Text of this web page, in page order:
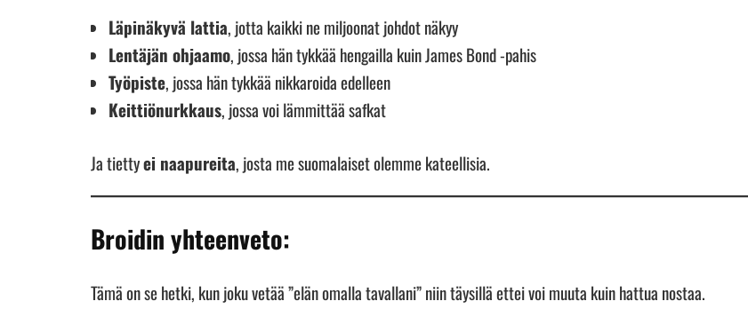
Läpinäkyvä lattia, jotta kaikki ne miljoonat johdot näkyy
Lentäjän ohjaamo, jossa hän tykkää hengailla kuin James Bond -pahis
Työpiste, jossa hän tykkää nikkaroida edelleen
Keittiönurkkaus, jossa voi lämmittää safkat
Ja tiettyei naapureita, josta me suomalaiset olemme kateellisia.
Broidin yhteenveto:
Tämä on se hetki, kun joku vetää ”elän omalla tavallani” niin täysillä ettei voi muuta kuin hattua nostaa.